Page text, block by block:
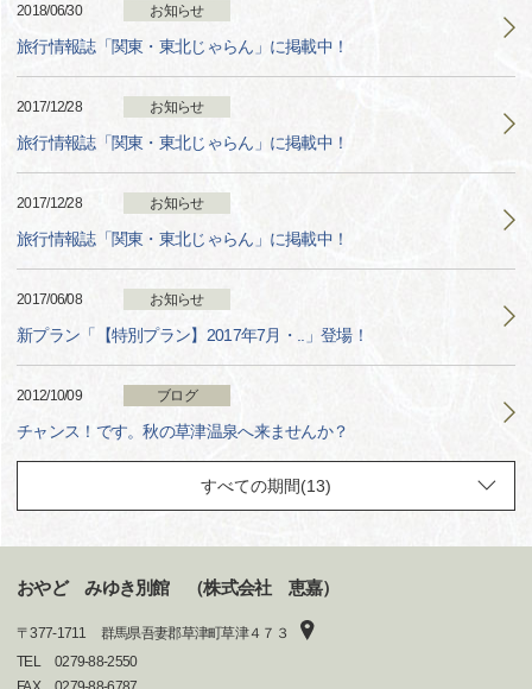
2018/06/30 お知らせ
旅行情報誌「関東・東北じゃらん」に掲載中！
2017/12/28 お知らせ
旅行情報誌「関東・東北じゃらん」に掲載中！
2017/12/28 お知らせ
旅行情報誌「関東・東北じゃらん」に掲載中！
2017/06/08 お知らせ
新プラン「【特別プラン】2017年7月・..」登場！
2012/10/09 ブログ
チャンス！です。秋の草津温泉へ来ませんか？
おやど みゆき別館 （株式会社 恵嘉）
〒377-1711
群馬県吾妻郡草津町草津４７３
TEL
0279-88-2550